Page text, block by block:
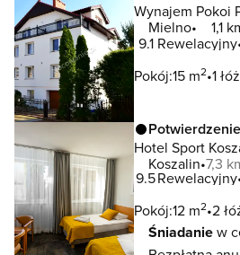
Wynajem Pokoi
Mielno
1,1
9.1 Rewelacyjny
Pokój:15 m2 1
Hotel Sport
Koszalin 7,3
9.5Rewelacyjny
Pokój:12 m2 2
Śniadaniew